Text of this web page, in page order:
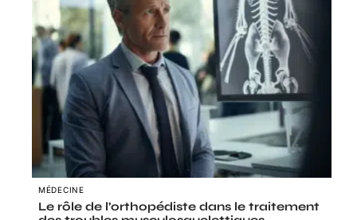
MÉDECINE
Le rôle de l’orthopédiste dans le traitement